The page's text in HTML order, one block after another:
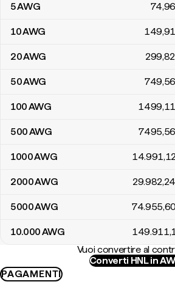
5AWG 74,96
10AWG 149,91
20AWG 299,82
50AWG 749,56
100AWG 1499,11
500AWG 7495,56
1000AWG 14.991
2000AWG 29.982,24
5000AWG 74.955,60
10.000AWG 149.911
Vuoi convertire al
Converti HNL in
PAGAMENTI